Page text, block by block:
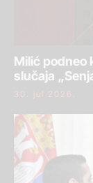
Milić podneo
slučaja
30. jul 2026.